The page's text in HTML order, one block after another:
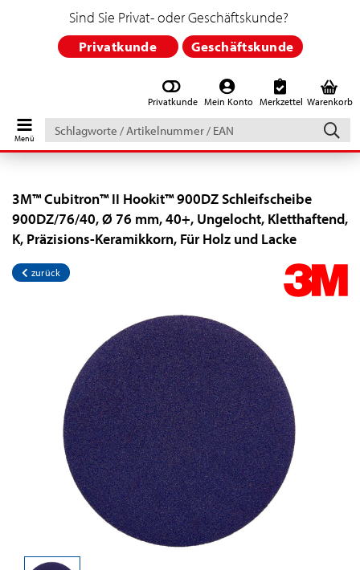
Privatkunde Mein Konto Merkzettel Warenkorb
Schlagworte
/
Artikelnummer
EAN
Sind Sie Privat- oder Geschäftskunde?
Privatkunde Geschäftskunde
3M™ Cubitron™ II Hookit™ 900DZ Schleifscheibe
900DZ/76/40, Ø 76 mm, 40+, Ungelocht, Kletthaftend,
K, Präzisions-Keramikkorn, Für Holz und Lacke
zurück